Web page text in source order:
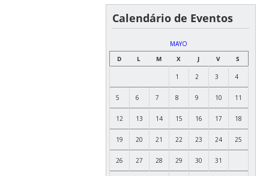
Calendário de Eventos
MAYO
D
L M X J V S
1 2 3 4
5 6 7 8 9 10 11
12 13 14 15 16 17 18
19 20 21 22 23 24 25
26 27 28 29 30 31